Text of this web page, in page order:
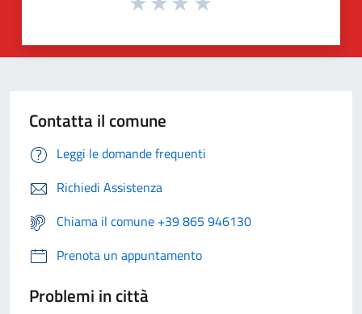
Contatta il comune
Leggi le domande frequenti
Richiedi Assistenza
Chiama il comune +39 865 946130
Prenota un appuntamento
Problemi in città